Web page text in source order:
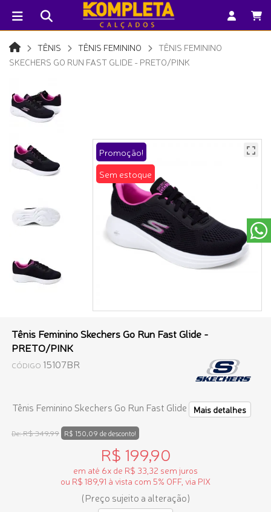
TÊNIS TÊNIS FEMININO
TÊNIS FEMININO
SKECHERS GO RUN FAST GLIDE - PRETO/PINK
Promoção!
Sem estoque
Tênis Feminino Skechers Go Run Fast Glide -
PRETO/PINK
CÓDIGO 15107BR
Tênis Feminino Skechers Go Run Fast Glide Mais detalhes
De:R$ 349,99 R$ 150,09 de desconto!
R$ 199,90
em até 6x de R$ 33,32 sem juros
ou R$ 189,91 à vista com 5% OFF, via PIX
(Preço sujeito a alteração)